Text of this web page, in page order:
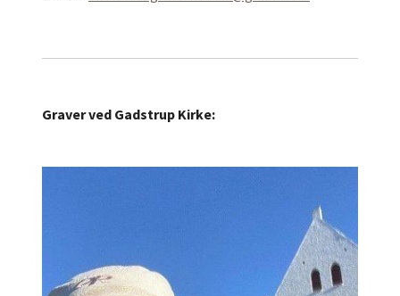
Graver ved Gadstrup Kirke: